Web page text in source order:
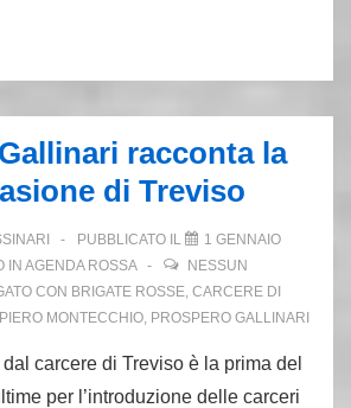
racconta la
di Treviso
PUBBLICATO IL
1 GENNAIO
IN AGENDA ROSSA
NESSUN
CON BRIGATE ROSSE, CARCERE DI
PIERO MONTECCHIO, PROSPERO GALLINARI
carcere di Treviso è la prima del
per l’introduzione delle carceri